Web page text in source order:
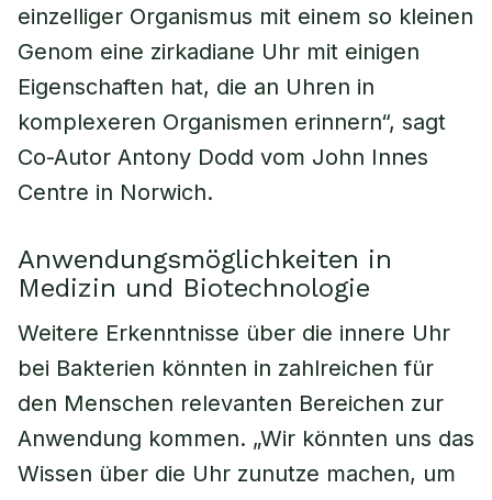
einzelliger Organismus mit einem so kleinen
Genom eine zirkadiane Uhr mit einigen
Eigenschaften hat, die an Uhren in
komplexeren Organismen erinnern“, sagt
Co-Autor Antony Dodd vom John Innes
Centre in Norwich.
Anwendungsmöglichkeiten in
Medizin und Biotechnologie
Weitere Erkenntnisse über die innere Uhr
bei Bakterien könnten in zahlreichen für
den Menschen relevanten Bereichen zur
Anwendung kommen. „Wir könnten uns das
Wissen über die Uhr zunutze machen, um